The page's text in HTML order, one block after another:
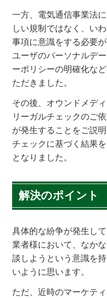
一方、電気通信事業法
しい規制ではなく、い
事項に意識をする必要
ユーザのパーソナルデ
ーポリシーの明確化な
ただきました。
その後、オウンドメデ
リーガルチェックのご
が発生することをご説
チェックに基づく結果
となりました。
解決のポイント
具体的な紛争が発生し
業者様において、なか
談しようという意識を
いように思います。
ただ、近時のマーケテ